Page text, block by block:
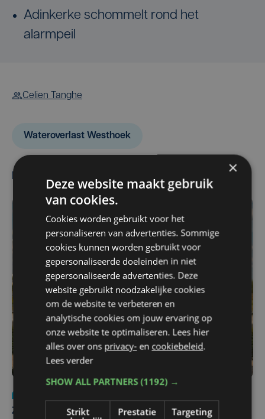
Adinkerke schommelt rond het
alarmpeil
Celien Tanghe
Wateroverlast Westhoek
Meest gelezen
Zwaar ongeval op E403 in Izegem: drie rijstroken
×
Deze website maakt gebruik
van cookies.
Cookies worden gebruikt voor het
personaliseren van advertenties. Sommige
cookies kunnen worden gebruikt voor
gepersonaliseerde doeleinden in niet
gepersonaliseerde advertenties. Deze
website gebruikt noodzakelijke cookies
om de website te verbeteren en
analytische cookies om jouw ervaring op
onze website te optimaliseren. Lees hier
alles over ons privacy- en cookiebeleid.
Lees verder
SHOW ALL PARTNERS(1192) →
Strikt
Prestatie Targeting